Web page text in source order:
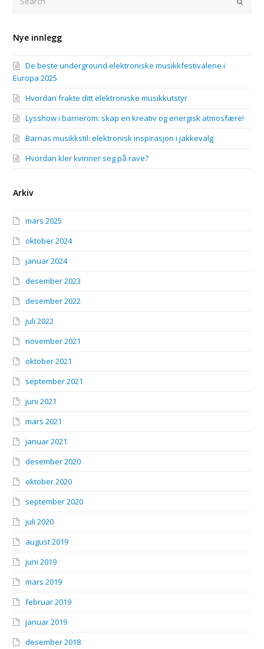
Nye innlegg
De beste underground elektroniske musikkfestivalene i
Europa 2025
Hvordan frakte ditt elektroniske musikkutstyr
Lysshow i barnerom: skap en kreativ og energisk atmosfære!
Barnas musikkstil: elektronisk inspirasjon i jakkevalg
Hvordan kler kvinner seg på rave?
Arkiv
mars 2025
oktober 2024
januar 2024
desember 2023
desember 2022
juli 2022
november 2021
oktober 2021
september 2021
juni 2021
mars 2021
januar 2021
desember 2020
oktober 2020
september 2020
juli 2020
august 2019
juni 2019
mars 2019
februar 2019
januar 2019
desember 2018